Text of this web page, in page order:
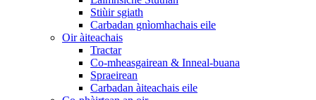
Stiùir sgiath
Carbadan gnìomhachais eile
Oir àiteachais
Tractar
Co-mheasgairean & Inneal-buana
Spraeirean
Carbadan àiteachais eile